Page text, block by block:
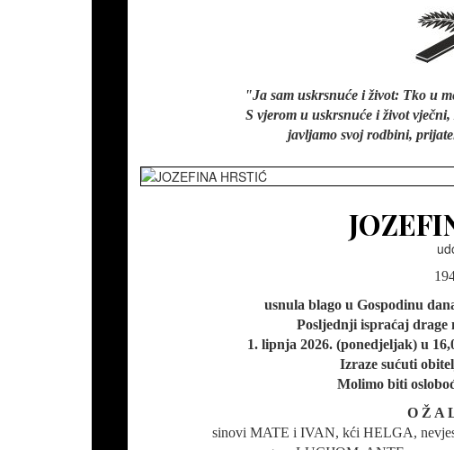
"Ja sam uskrsnuće i život: Tko u
S vjerom u uskrsnuće i život
javljamo svoj rodbini,
usnula blago u Gospodinu
Posljednji ispraćaj drage
1. lipnja 2026. (ponedjeljak) u
Izraze sućuti
Molimo biti
O Ž A
sinovi MATE i IVAN, kći HELGA,